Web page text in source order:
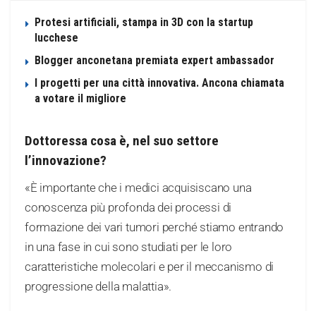
Protesi artificiali, stampa in 3D con la startup
lucchese
Blogger anconetana premiata expert ambassador
I progetti per una città innovativa. Ancona chiamata
a votare il migliore
Dottoressa cosa è, nel suo settore
l’innovazione?
«È importante che i medici acquisiscano una
conoscenza più profonda dei processi di
formazione dei vari tumori perché stiamo entrando
in una fase in cui sono studiati per le loro
caratteristiche molecolari e per il meccanismo di
progressione della malattia».